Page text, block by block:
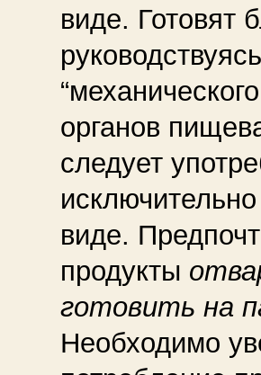
виде. Готовят
органов
следует
виде.
продукты
готовить на
Необходимо